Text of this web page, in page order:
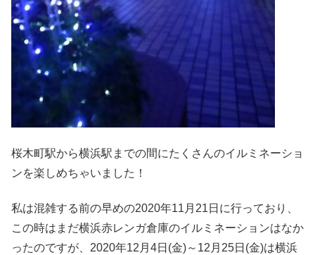
桜木町駅から横浜駅までの間にたくさんのイルミネーショ
ンを楽しめちゃいました！
私は混雑する前の早めの2020年11月21日に行っており、
この時はまだ横浜赤レンガ倉庫のイルミネーションはなか
ったのですが、2020年12月4日(金)～12月25日(金)は横浜